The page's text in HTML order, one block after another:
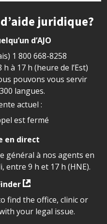
juridique?
d’AJO
1 800 668-8258
à 17 h (heure de l’Est)
pouvons vous servir
langues.
actuel :
est fermé
en direct
général à nos agents en
entre 9 h et 17 h (HNE).
find the office, clinic or
your legal issue.